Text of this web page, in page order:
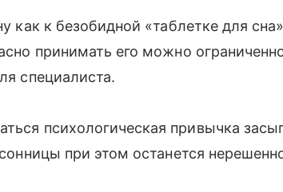
как к безобидной «таблетке для
принимать его можно
специалиста.
психологическая привычка
при этом останется